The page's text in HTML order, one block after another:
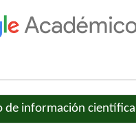
de información científica